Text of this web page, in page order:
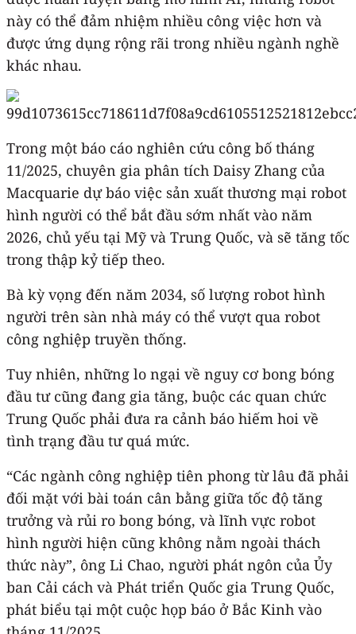
này có thể đảm nhiệm nhiều công việc hơn và
được ứng dụng rộng rãi trong nhiều ngành nghề
khác nhau.
Trong một báo cáo nghiên cứu công bố tháng
11/2025, chuyên gia phân tích Daisy Zhang của
Macquarie dự báo việc sản xuất thương mại robot
hình người có thể bắt đầu sớm nhất vào năm
2026, chủ yếu tại Mỹ và Trung Quốc, và sẽ tăng tốc
trong thập kỷ tiếp theo.
Bà kỳ vọng đến năm 2034, số lượng robot hình
người trên sàn nhà máy có thể vượt qua robot
công nghiệp truyền thống.
Tuy nhiên, những lo ngại về nguy cơ bong bóng
đầu tư cũng đang gia tăng, buộc các quan chức
Trung Quốc phải đưa ra cảnh báo hiếm hoi về
tình trạng đầu tư quá mức.
“Các ngành công nghiệp tiên phong từ lâu đã phải
đối mặt với bài toán cân bằng giữa tốc độ tăng
trưởng và rủi ro bong bóng, và lĩnh vực robot
hình người hiện cũng không nằm ngoài thách
thức này”, ông Li Chao, người phát ngôn của Ủy
ban Cải cách và Phát triển Quốc gia Trung Quốc,
phát biểu tại một cuộc họp báo ở Bắc Kinh vào